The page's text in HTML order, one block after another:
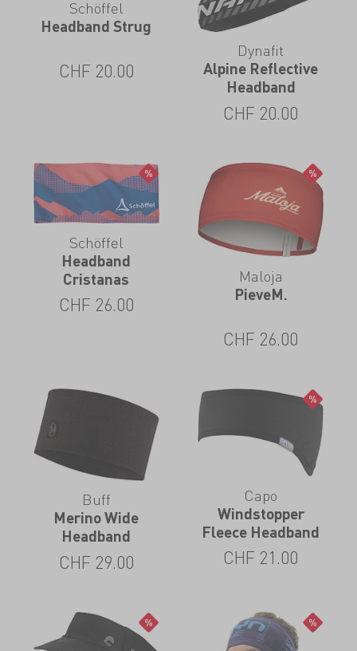
Schöffel
Headband Strug
CHF 20.00
Dynafit
Alpine Reflective
Headband
CHF 20.00
Schöffel
Headband
Cristanas
CHF 26.00
Maloja
PieveM.
CHF 26.00
Buff
Merino Wide
Headband
CHF 29.00
Capo
Windstopper
Fleece Headband
CHF 21.00